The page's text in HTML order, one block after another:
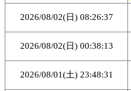
2026/08/02(日) 08:26:37
2026/08/02(日) 00:38:13
2026/08/01(土) 23:48:31